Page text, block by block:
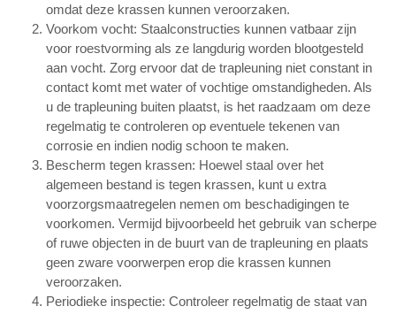
omdat deze krassen kunnen veroorzaken.
Voorkom vocht: Staalconstructies kunnen vatbaar zijn
voor roestvorming als ze langdurig worden blootgesteld
aan vocht. Zorg ervoor dat de trapleuning niet constant in
contact komt met water of vochtige omstandigheden. Als
u de trapleuning buiten plaatst, is het raadzaam om deze
regelmatig te controleren op eventuele tekenen van
corrosie en indien nodig schoon te maken.
Bescherm tegen krassen: Hoewel staal over het
algemeen bestand is tegen krassen, kunt u extra
voorzorgsmaatregelen nemen om beschadigingen te
voorkomen. Vermijd bijvoorbeeld het gebruik van scherpe
of ruwe objecten in de buurt van de trapleuning en plaats
geen zware voorwerpen erop die krassen kunnen
veroorzaken.
Periodieke inspectie: Controleer regelmatig de staat van